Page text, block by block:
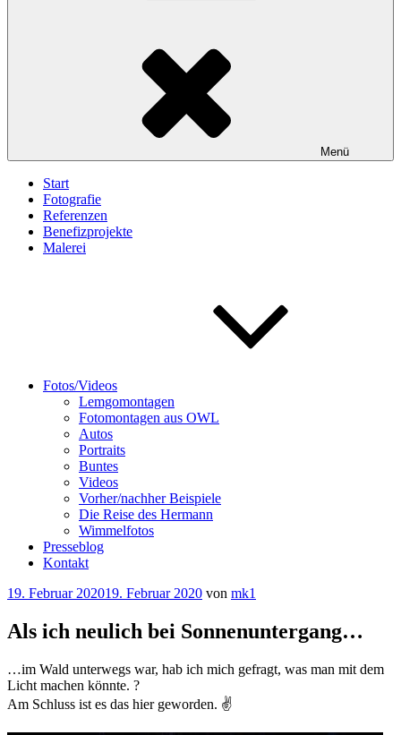
Menü
Start
Fotografie
Referenzen
Benefizprojekte
Malerei
Fotos/Videos
Lemgomontagen
Fotomontagen aus OWL
Autos
Portraits
Buntes
Videos
Vorher/nachher Beispiele
Die Reise des Hermann
Wimmelfotos
Presseblog
Kontakt
Veröffentlicht
19. Februar 202019. Februar 2020 von mk1
Als ich neulich bei Sonnenuntergang…
…im Wald unterwegs war, hab ich mich gefragt, was man mit dem
Licht machen könnte. ?
Am Schluss ist es das hier geworden. ✌️